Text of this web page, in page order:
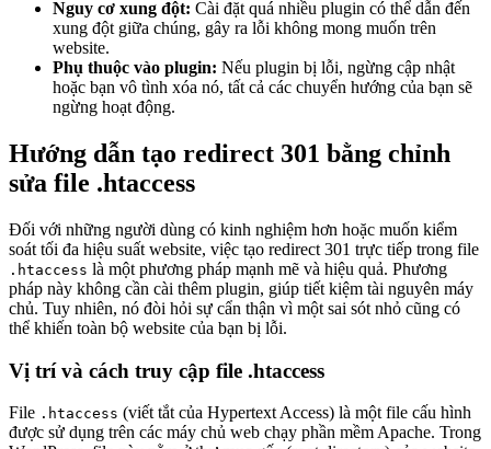
Nguy cơ xung đột: Cài đặt quá nhiều plugin có thể dẫn đến
xung đột giữa chúng, gây ra lỗi không mong muốn trên
website.
Phụ thuộc vào plugin: Nếu plugin bị lỗi, ngừng cập nhật
hoặc bạn vô tình xóa nó, tất cả các chuyển hướng của bạn sẽ
ngừng hoạt động.
Hướng dẫn tạo redirect 301 bằng chỉnh
sửa file .htaccess
Đối với những người dùng có kinh nghiệm hơn hoặc muốn kiểm
soát tối đa hiệu suất website, việc tạo redirect 301 trực tiếp trong file
.htaccess là một phương pháp mạnh mẽ và hiệu quả. Phương
pháp này không cần cài thêm plugin, giúp tiết kiệm tài nguyên máy
chủ. Tuy nhiên, nó đòi hỏi sự cẩn thận vì một sai sót nhỏ cũng có
thể khiến toàn bộ website của bạn bị lỗi.
Vị trí và cách truy cập file .htaccess
File .htaccess (viết tắt của Hypertext Access) là một file cấu hình
được sử dụng trên các máy chủ web chạy phần mềm Apache. Trong